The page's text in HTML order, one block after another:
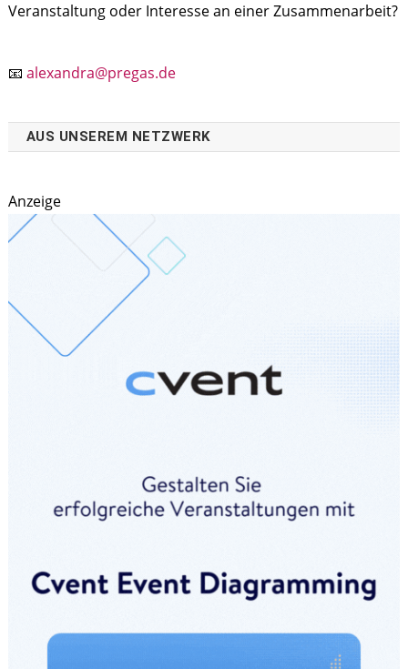
Veranstaltung oder Interesse an einer Zusammenarbeit?
📧 alexandra@pregas.de
AUS UNSEREM NETZWERK
Anzeige